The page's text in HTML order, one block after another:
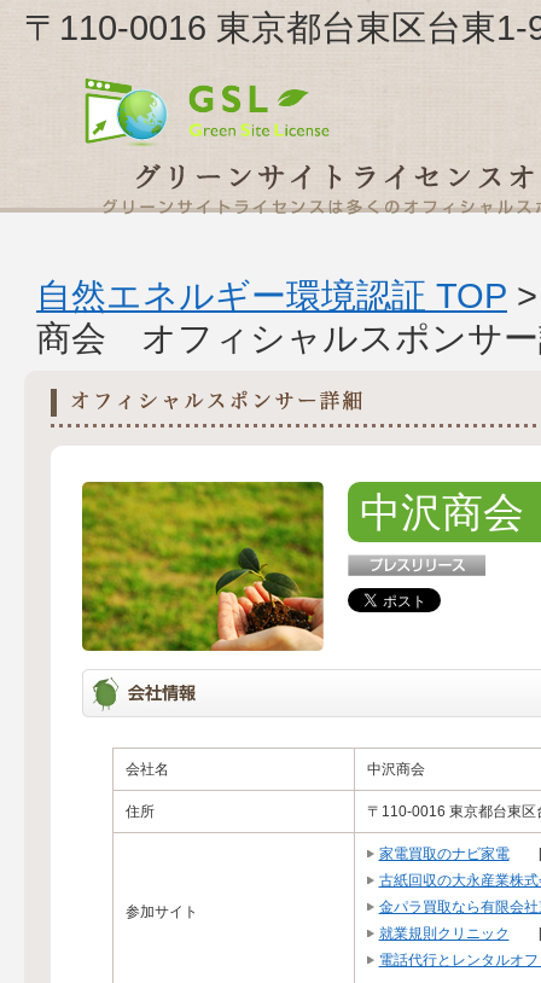
〒110-0016 東京都台東区台東
自然エネルギー環境認証 TOP
商会 オフィシャルスポンサ
中沢商会
会社名 中沢商会
住所 〒110-0016 東京都台東区
参加サイト
家電買取のナビ家電[
古紙回収の大永産業株式
金パラ買取なら有限会
就業規則クリニック
電話代行とレンタルオ